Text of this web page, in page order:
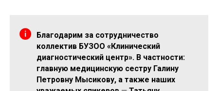
Благодарим за сотрудничество
коллектив БУЗОО «Клинический
диагностический центр». В частности:
главную медицинскую сестру Галину
Петровну Мысикову, а также наших